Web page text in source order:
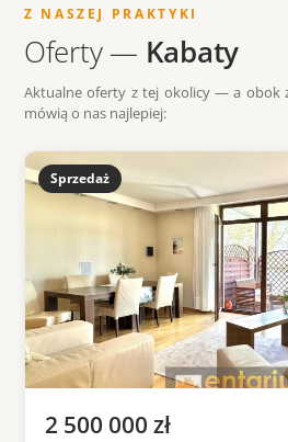
Z NASZEJ PRAKTYKI
Oferty — Kabaty
Aktualne oferty z tej okolicy — a obok
mówią o nas najlepiej:
Sprzedaż
2 500 000 zł